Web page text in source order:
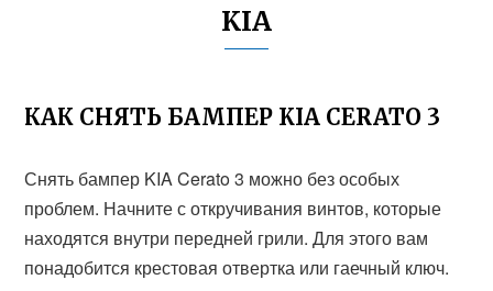
KIA
КАК СНЯТЬ БАМПЕР KIA CERATO 3
Снять бампер KIA Cerato 3 можно без особых
проблем. Начните с откручивания винтов, которые
находятся внутри передней грили. Для этого вам
понадобится крестовая отвертка или гаечный ключ.